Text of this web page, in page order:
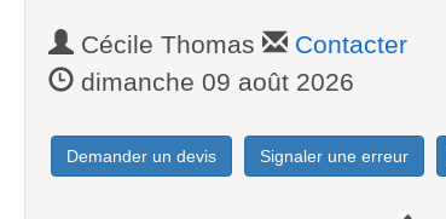
Cécile Thomas
Contacter
dimanche 09 août 2026
Demander un devis Signaler une erreur